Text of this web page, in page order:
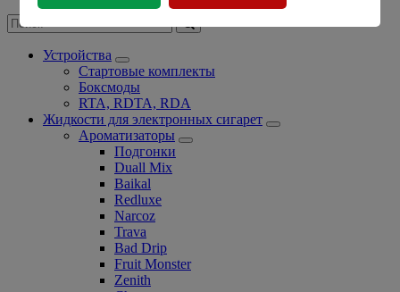
Устройства
Стартовые комплекты
Боксмоды
RTA, RDTA, RDA
Жидкости для электронных сигарет
Ароматизаторы
Подгонки
Duall Mix
Baikal
Redluxe
Narcoz
Trava
Bad Drip
Fruit Monster
Zenith